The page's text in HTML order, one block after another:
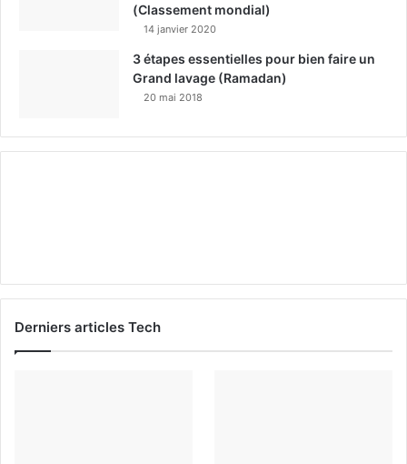
(Classement mondial)
14 janvier 2020
3 étapes essentielles pour bien faire un
Grand lavage (Ramadan)
20 mai 2018
Derniers articles Tech